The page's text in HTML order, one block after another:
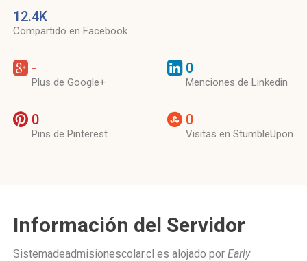
12.4K
Compartido en Facebook
-
Plus de Google+
0
Menciones de Linkedin
0
Pins de Pinterest
0
Visitas en StumbleUpon
Información del Servidor
Sistemadeadmisionescolar.cl es alojado por Early